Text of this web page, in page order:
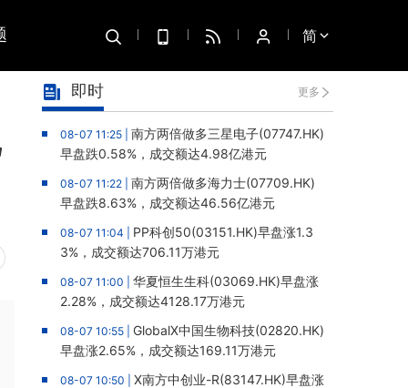
简
即时 更多
08-07 11:25 | 南方两倍做多三星电子(07747.HK)
早盘跌0.58%，成交额达4.98亿港元
08-07 11:22 | 南方两倍做多海力士(07709.HK)
早盘跌8.63%，成交额达46.56亿港元
08-07 11:04 | PP科创50(03151.HK)早盘涨1.3
3%，成交额达706.11万港元
08-07 11:00 | 华夏恒生生科(03069.HK)早盘涨
2.28%，成交额达4128.17万港元
08-07 10:55 | GlobalX中国生物科技(02820.HK)
早盘涨2.65%，成交额达169.11万港元
08-07 10:50 | X南方中创业-R(83147.HK)早盘涨